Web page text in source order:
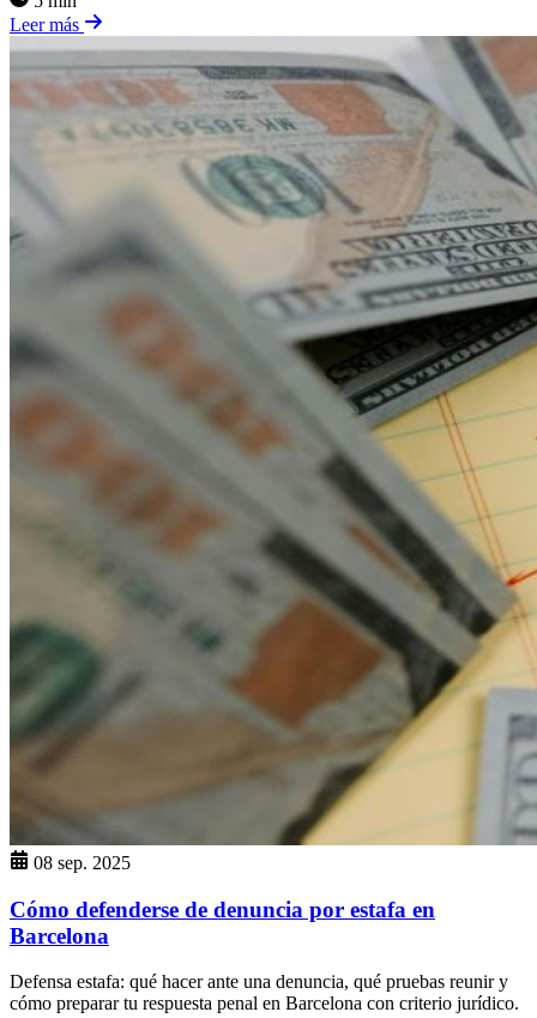
Leer más
08 sep. 2025
Cómo defenderse de denuncia por estafa en
Barcelona
Defensa estafa: qué hacer ante una denuncia, qué pruebas reunir y
cómo preparar tu respuesta penal en Barcelona con criterio jurídico.